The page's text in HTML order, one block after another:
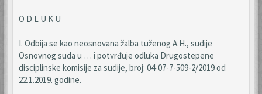
O D L U K U
I. Odbija se kao neosnovana žalba tuženog A.H., sudije
Osnovnog suda u … i potvrđuje odluka Drugostepene
disciplinske komisije za sudije, broj: 04-07-7-509-2/2019 od
22.1.2019. godine.